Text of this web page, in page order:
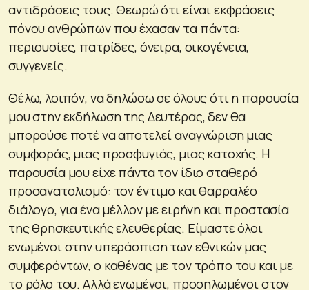
αντιδράσεις τους. Θεωρώ ότι είναι εκφράσεις
πόνου ανθρώπων που έχασαν τα πάντα:
περιουσίες, πατρίδες, όνειρα, οικογένεια,
συγγενείς.
Θέλω, λοιπόν, να δηλώσω σε όλους ότι η παρουσία
μου στην εκδήλωση της Δευτέρας, δεν θα
μπορούσε ποτέ να αποτελεί αναγνώριση μιας
συμφοράς, μιας προσφυγιάς, μιας κατοχής. Η
παρουσία μου είχε πάντα τον ίδιο σταθερό
προσανατολισμό: τον έντιμο και θαρραλέο
διάλογο, για ένα μέλλον με ειρήνη και προστασία
της θρησκευτικής ελευθερίας. Είμαστε όλοι
ενωμένοι στην υπεράσπιση των εθνικών μας
συμφερόντων, ο καθένας με τον τρόπο του και με
το ρόλο του. Αλλά ενωμένοι, προσηλωμένοι στον